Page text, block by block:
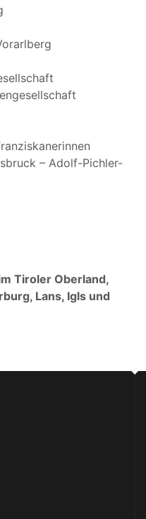
– Adolf-Pichler-
Tiroler Oberland,
Lans, Igls und